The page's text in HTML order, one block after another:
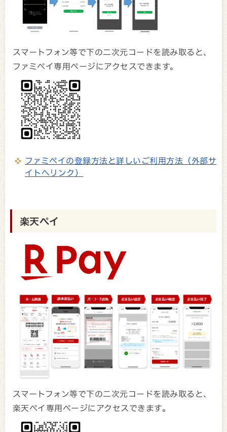
スマートフォン等で下の二次元コードを読み取ると、
ファミペイ専用ページにアクセスできます。
ファミペイの登録方法と詳しいご利用方法（外部サ
イトへリンク）
楽天ペイ
スマートフォン等で下の二次元コードを読み取ると、
楽天ペイ専用ページにアクセスできます。